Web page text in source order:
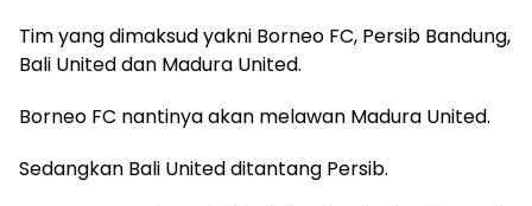
Tim yang dimaksud yakni Borneo FC, Persib Bandung,
Bali United dan Madura United.
Borneo FC nantinya akan melawan Madura United.
Sedangkan Bali United ditantang Persib.